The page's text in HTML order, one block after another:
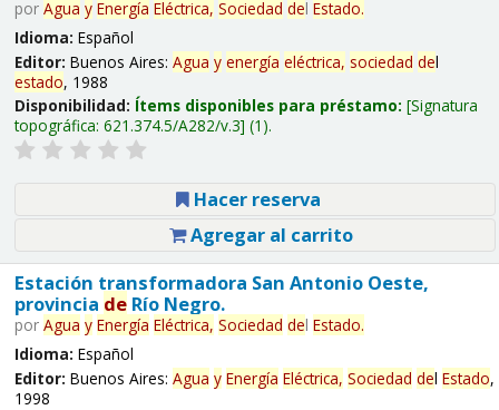
por Agua y Energía Eléctrica, Sociedad del Estado.
Idioma: Español
Editor: Buenos Aires: Agua y energía eléctrica, sociedad del
estado, 1988
Disponibilidad: Ítems disponibles para préstamo: Signatura
topográfica: 621.374.5/A282/v.3 (1).
Hacer reserva
Agregar al carrito
Estación transformadora San Antonio Oeste,
provincia deRío Negro.
por Agua y Energía Eléctrica, Sociedad del Estado.
Idioma: Español
Editor: Buenos Aires: Agua y Energía Eléctrica, Sociedad del Estado,
1998